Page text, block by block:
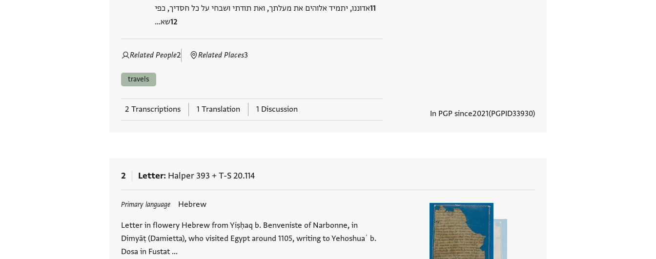
אדוננו, יתמיד אלוהים את מעלתך, ואת תודתי ושבחי על כל חסדיך, כפי
שא…
Related People2 Related Places3
travels
2 Transcriptions 1 Translation 1 Discussion In PGP since2021 PGPID33930
2 Letter Halper 393 +T-S 20.114
Primary language Hebrew
Letter in flowery Hebrew from Yiṣḥaq b. Benveniste of Narbonne, in
Dimyāṭ (Damietta), who visited Egypt around 1105, writing to Yehoshuaʿ b.
Dosa in Fustat …
Tags